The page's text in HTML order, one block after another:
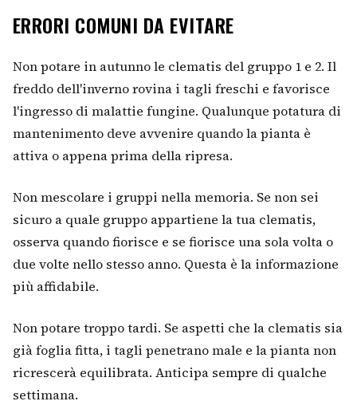
ERRORI COMUNI DA EVITARE
Non potare in autunno le clematis del gruppo 1 e 2. Il
freddo dell'inverno rovina i tagli freschi e favorisce
l'ingresso di malattie fungine. Qualunque potatura di
mantenimento deve avvenire quando la pianta è
attiva o appena prima della ripresa.
Non mescolare i gruppi nella memoria. Se non sei
sicuro a quale gruppo appartiene la tua clematis,
osserva quando fiorisce e se fiorisce una sola volta o
due volte nello stesso anno. Questa è la informazione
più affidabile.
Non potare troppo tardi. Se aspetti che la clematis sia
già foglia fitta, i tagli penetrano male e la pianta non
ricrescerà equilibrata. Anticipa sempre di qualche
settimana.